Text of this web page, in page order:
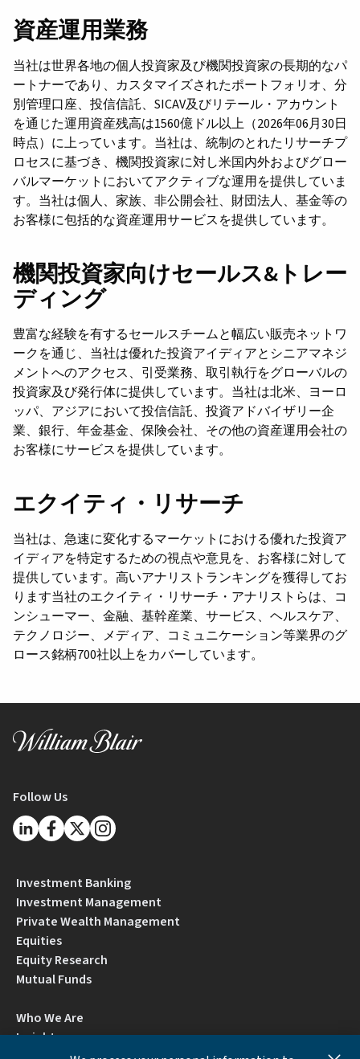
資産運用業務
当社は世界各地の個人投資家及び機関投資家の長期的なパ
ートナーであり、カスタマイズされたポートフォリオ、分
別管理口座、投信信託、SICAV及びリテール・アカウント
を通じた運用資産残高は1560億ドル以上（2026年06月30日
時点）に上っています。当社は、統制のとれたリサーチプ
ロセスに基づき、機関投資家に対し米国内外およびグロー
バルマーケットにおいてアクティブな運用を提供していま
す。当社は個人、家族、非公開会社、財団法人、基金等の
お客様に包括的な資産運用サービスを提供しています。
機関投資家向けセールス&トレー
ディング
豊富な経験を有するセールスチームと幅広い販売ネットワ
ークを通じ、当社は優れた投資アイディアとシニアマネジ
メントへのアクセス、引受業務、取引執行をグローバルの
投資家及び発行体に提供しています。当社は北米、ヨーロ
ッパ、アジアにおいて投信信託、投資アドバイザリー企
業、銀行、年金基金、保険会社、その他の資産運用会社の
お客様にサービスを提供しています。
エクイティ・リサーチ
当社は、急速に変化するマーケットにおける優れた投資ア
イディアを特定するための視点や意見を、お客様に対して
提供しています。高いアナリストランキングを獲得してお
ります当社のエクイティ・リサーチ・アナリストらは、コ
ンシューマー、金融、基幹産業、サービス、ヘルスケア、
テクノロジー、メディア、コミュニケーション等業界のグ
ロース銘柄700社以上をカバーしています。
Follow Us
Investment Banking
Investment Management
Private Wealth Management
Equities
Equity Research
Mutual Funds
Who We Are
Insights